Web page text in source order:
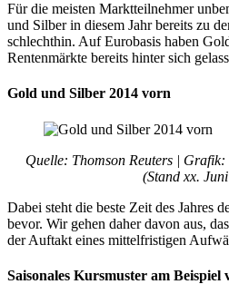
Für die meisten Marktteilnehmer
und Silber in diesem Jahr bereits zu
schlechthin. Auf Eurobasis haben
Rentenmärkte bereits hinter sich
Gold und Silber 2014 vorn
Quelle: Thomson Reuters |
(Stand xx.
Dabei steht die beste Zeit des Jahres
bevor. Wir gehen daher davon aus,
der Auftakt eines mittelfristigen
Saisonales Kursmuster am Beispiel